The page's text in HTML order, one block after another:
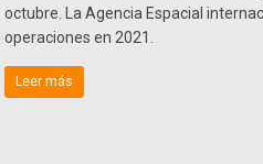
octubre. La Agencia Espacial
operaciones en 2021.
Leer más